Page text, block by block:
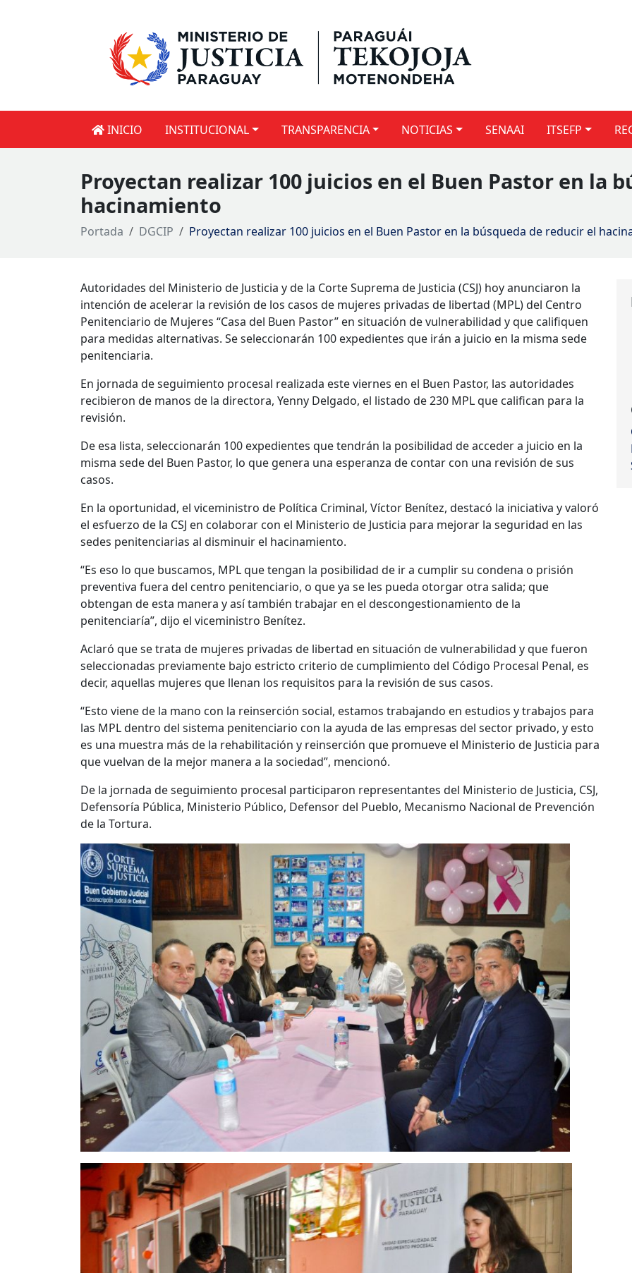
INICIO INSTITUCIONAL TRANSPARENCIA NOTICIAS SENAAI ITSEFP
Proyectan realizar 100 juicios en el Buen Pastor en la
hacinamiento
Portada DGCIP Proyectan realizar 100 juicios en el Buen Pastor en la búsqueda de reducir el
Autoridades del Ministerio de Justicia y de la Corte Suprema de Justicia (CSJ) hoy anunciaron la
intención de acelerar la revisión de los casos de mujeres privadas de libertad (MPL) del Centro
Penitenciario de Mujeres “Casa del Buen Pastor” en situación de vulnerabilidad y que califiquen
para medidas alternativas. Se seleccionarán 100 expedientes que irán a juicio en la misma sede
penitenciaria.
En jornada de seguimiento procesal realizada este viernes en el Buen Pastor, las autoridades
recibieron de manos de la directora, Yenny Delgado, el listado de 230 MPL que califican para la
revisión.
De esa lista, seleccionarán 100 expedientes que tendrán la posibilidad de acceder a juicio en la
misma sede del Buen Pastor, lo que genera una esperanza de contar con una revisión de sus
casos.
En la oportunidad, el viceministro de Política Criminal, Víctor Benítez, destacó la iniciativa y valoró
el esfuerzo de la CSJ en colaborar con el Ministerio de Justicia para mejorar la seguridad en las
sedes penitenciarias al disminuir el hacinamiento.
“Es eso lo que buscamos, MPL que tengan la posibilidad de ir a cumplir su condena o prisión
preventiva fuera del centro penitenciario, o que ya se les pueda otorgar otra salida; que
obtengan de esta manera y así también trabajar en el descongestionamiento de la
penitenciaría”, dijo el viceministro Benítez.
Aclaró que se trata de mujeres privadas de libertad en situación de vulnerabilidad y que fueron
seleccionadas previamente bajo estricto criterio de cumplimiento del Código Procesal Penal, es
decir, aquellas mujeres que llenan los requisitos para la revisión de sus casos.
“Esto viene de la mano con la reinserción social, estamos trabajando en estudios y trabajos para
las MPL dentro del sistema penitenciario con la ayuda de las empresas del sector privado, y esto
es una muestra más de la rehabilitación y reinserción que promueve el Ministerio de Justicia para
que vuelvan de la mejor manera a la sociedad”, mencionó.
De la jornada de seguimiento procesal participaron representantes del Ministerio de Justicia, CSJ,
Defensoría Pública, Ministerio Público, Defensor del Pueblo, Mecanismo Nacional de Prevención
de la Tortura.